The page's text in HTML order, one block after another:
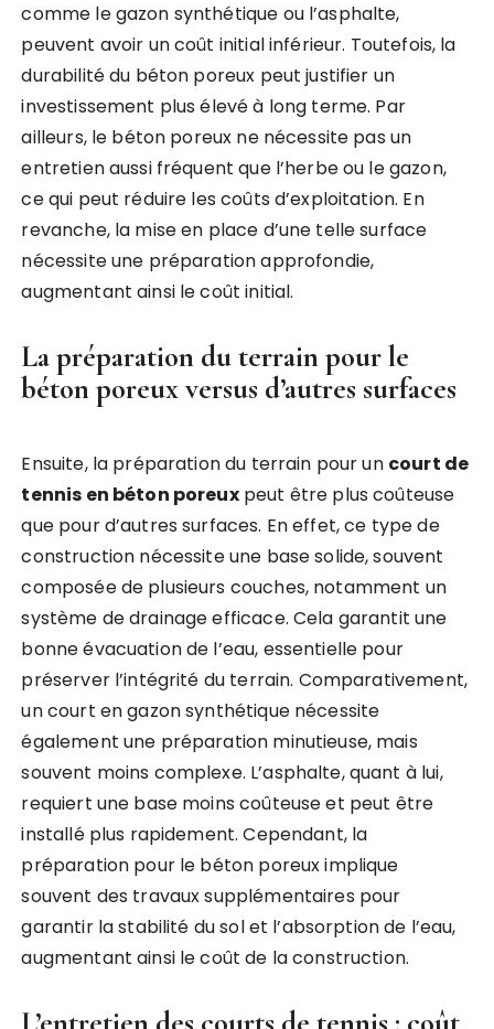
comme le gazon synthétique ou l’asphalte,
peuvent avoir un coût initial inférieur. Toutefois, la
durabilité du béton poreux peut justifier un
investissement plus élevé à long terme. Par
ailleurs, le béton poreux ne nécessite pas un
entretien aussi fréquent que l’herbe ou le gazon,
ce qui peut réduire les coûts d’exploitation. En
revanche, la mise en place d’une telle surface
nécessite une préparation approfondie,
augmentant ainsi le coût initial.
La préparation du terrain pour le
béton poreux versus d’autres surfaces
Ensuite, la préparation du terrain pour un court de
tennis en béton poreuxpeut être plus coûteuse
que pour d’autres surfaces. En effet, ce type de
construction nécessite une base solide, souvent
composée de plusieurs couches, notamment un
système de drainage efficace. Cela garantit une
bonne évacuation de l’eau, essentielle pour
préserver l’intégrité du terrain. Comparativement,
un court en gazon synthétique nécessite
également une préparation minutieuse, mais
souvent moins complexe. L’asphalte, quant à lui,
requiert une base moins coûteuse et peut être
installé plus rapidement. Cependant, la
préparation pour le béton poreux implique
souvent des travaux supplémentaires pour
garantir la stabilité du sol et l’absorption de l’eau,
augmentant ainsi le coût de la construction.